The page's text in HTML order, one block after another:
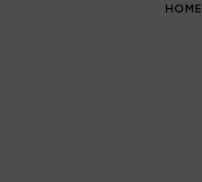
HOME